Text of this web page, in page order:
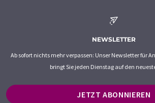
NEWSLETTER
Ab sofort nichts mehr verpassen: Unser Newsletter für
bringt Sie jeden Dienstag auf den
JETZT ABONNIEREN